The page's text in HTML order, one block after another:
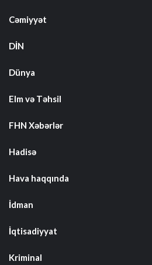
Cəmiyyət
DİN
Dünya
Elm və Təhsil
FHN Xəbərlər
Hadisə
Hava haqqında
İdman
İqtisadiyyat
Kriminal